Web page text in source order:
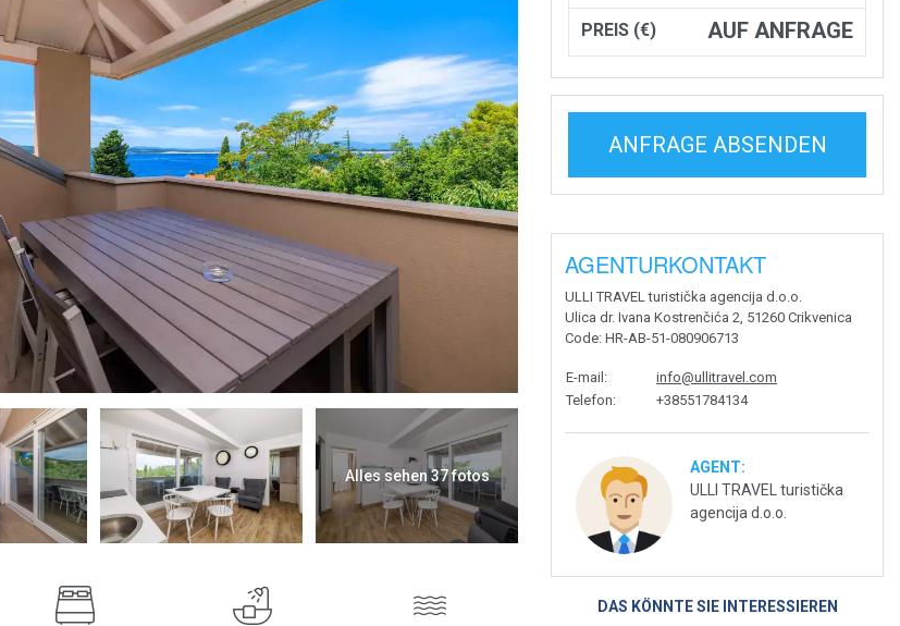
Alles sehen 37 fotos
PREIS (€) AUF ANFRAGE
ANFRAGE ABSENDEN
AGENTURKONTAKT
ULLI TRAVEL turistička agencija d.o.o.
Ulica dr. Ivana Kostrenčića 2, 51260 Crikvenica
Code: HR-AB-51-080906713
E-mail :
info@ullitravel.com
Telefon: +38551784134
AGENT:
ULLI TRAVEL turistička
agencija d.o.o.
DAS KÖNNTE SIE INTERESSIEREN